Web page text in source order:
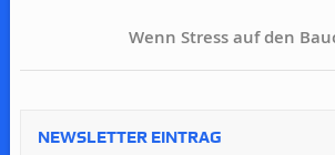
Wenn Stress auf den
NEWSLETTER EINTRAG